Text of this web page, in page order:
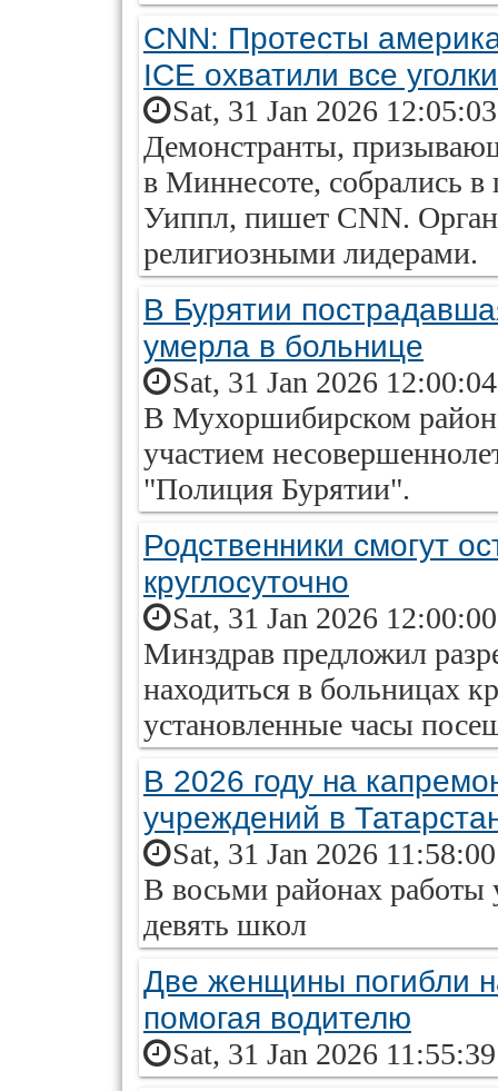
CNN: Протесты
ICE охватили все
Sat, 31 Jan 2026
Демонстранты,
в Миннесоте, собрались в
Уиппл, пишет CNN.
религиозными лидерами.
В Бурятии
умерла в больнице
Sat, 31 Jan 2026
В Мухоршибирском
участием
"Полиция Бурятии".
Родственники смогут
круглосуточно
Sat, 31 Jan 2026
Минздрав предложил
находиться в больницах
установленные часы
В 2026 году на
учреждений в
Sat, 31 Jan 2026
В восьми районах работы
девять школ
Две женщины погибли
помогая водителю
Sat, 31 Jan 2026